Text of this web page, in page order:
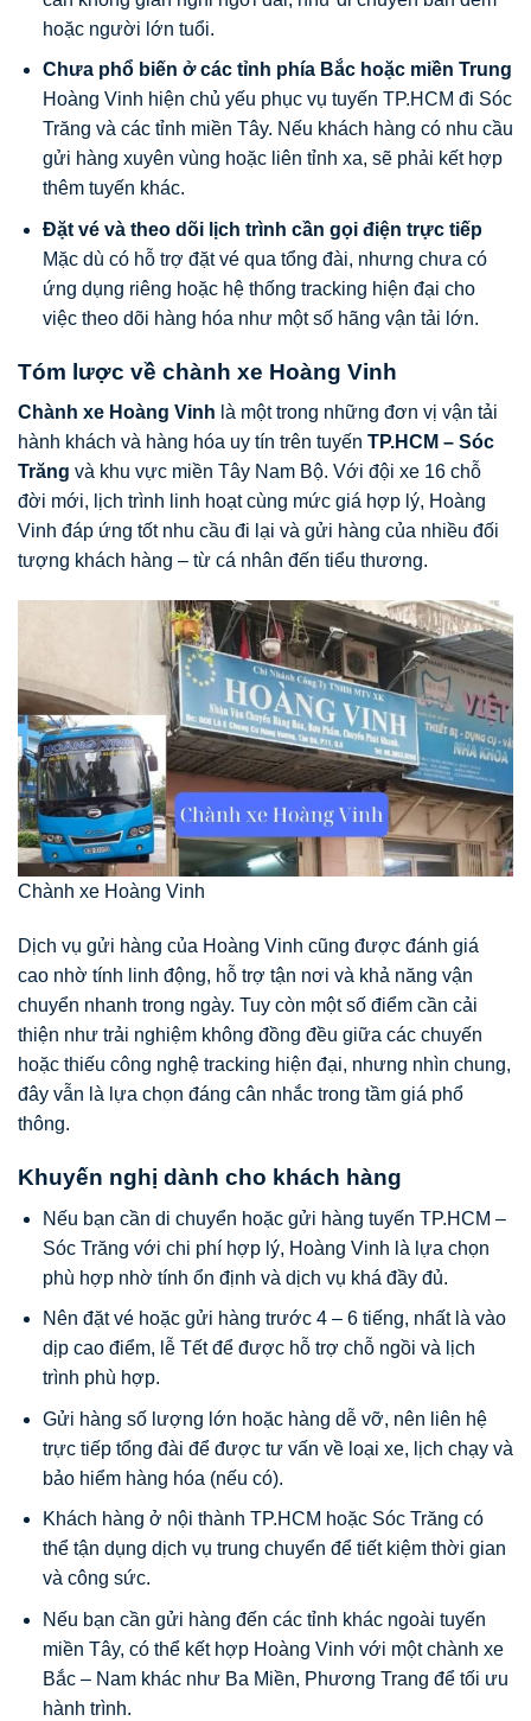
hoặc người lớn tuổi.
Chưa phổ biến ở các tỉnh phía Bắc hoặc miền Trung
Hoàng Vinh hiện chủ yếu phục vụ tuyến TP.HCM đi Sóc
Trăng và các tỉnh miền Tây. Nếu khách hàng có nhu cầu
gửi hàng xuyên vùng hoặc liên tỉnh xa, sẽ phải kết hợp
thêm tuyến khác.
Đặt vé và theo dõi lịch trình cần gọi điện trực tiếp
Mặc dù có hỗ trợ đặt vé qua tổng đài, nhưng chưa có
ứng dụng riêng hoặc hệ thống tracking hiện đại cho
việc theo dõi hàng hóa như một số hãng vận tải lớn.
Tóm lược về chành xe Hoàng Vinh
Chành xe Hoàng Vinh là một trong những đơn vị vận tải
hành khách và hàng hóa uy tín trên tuyến TP.HCM – Sóc
Trăng và khu vực miền Tây Nam Bộ. Với đội xe 16 chỗ
đời mới, lịch trình linh hoạt cùng mức giá hợp lý, Hoàng
Vinh đáp ứng tốt nhu cầu đi lại và gửi hàng của nhiều đối
tượng khách hàng – từ cá nhân đến tiểu thương.
Chành xe Hoàng Vinh
Dịch vụ gửi hàng của Hoàng Vinh cũng được đánh giá
cao nhờ tính linh động, hỗ trợ tận nơi và khả năng vận
chuyển nhanh trong ngày. Tuy còn một số điểm cần cải
thiện như trải nghiệm không đồng đều giữa các chuyến
hoặc thiếu công nghệ tracking hiện đại, nhưng nhìn chung,
đây vẫn là lựa chọn đáng cân nhắc trong tầm giá phổ
thông.
Khuyến nghị dành cho khách hàng
Nếu bạn cần di chuyển hoặc gửi hàng tuyến TP.HCM –
Sóc Trăng với chi phí hợp lý, Hoàng Vinh là lựa chọn
phù hợp nhờ tính ổn định và dịch vụ khá đầy đủ.
Nên đặt vé hoặc gửi hàng trước 4 – 6 tiếng, nhất là vào
dịp cao điểm, lễ Tết để được hỗ trợ chỗ ngồi và lịch
trình phù hợp.
Gửi hàng số lượng lớn hoặc hàng dễ vỡ, nên liên hệ
trực tiếp tổng đài để được tư vấn về loại xe, lịch chạy và
bảo hiểm hàng hóa (nếu có).
Khách hàng ở nội thành TP.HCM hoặc Sóc Trăng có
thể tận dụng dịch vụ trung chuyển để tiết kiệm thời gian
và công sức.
Nếu bạn cần gửi hàng đến các tỉnh khác ngoài tuyến
miền Tây, có thể kết hợp Hoàng Vinh với một chành xe
Bắc – Nam khác như Ba Miền, Phương Trang để tối ưu
hành trình.